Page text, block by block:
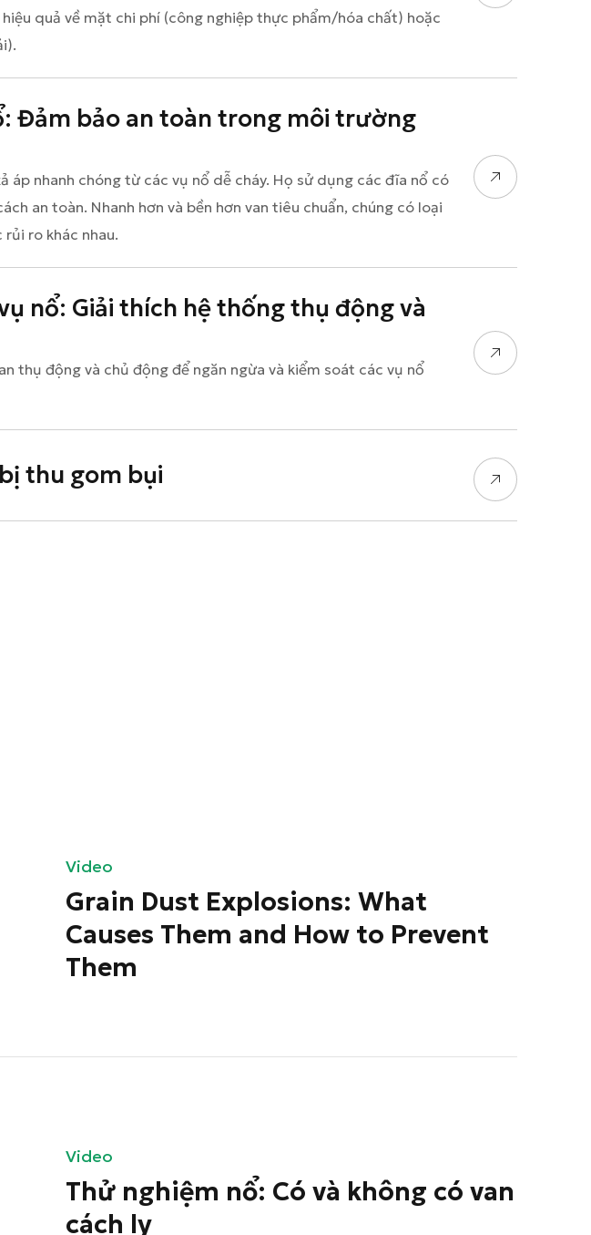
quả về mặt chi phí (công nghiệp thực phẩm/hóa chất) hoặc
Đảm bảo an toàn trong môi trường
áp nhanh chóng từ các vụ nổ dễ cháy. Họ sử dụng các đĩa nổ có
an toàn. Nhanh hơn và bền hơn van tiêu chuẩn, chúng có loại
ro khác nhau.
nổ: Giải thích hệ thống thụ động và
thụ động và chủ động để ngăn ngừa và kiểm soát các vụ nổ
thu gom bụi
Video
Grain Dust Explosions: What
Causes Them and How to Prevent
Them
Video
Thử nghiệm nổ: Có và không có van
cách ly